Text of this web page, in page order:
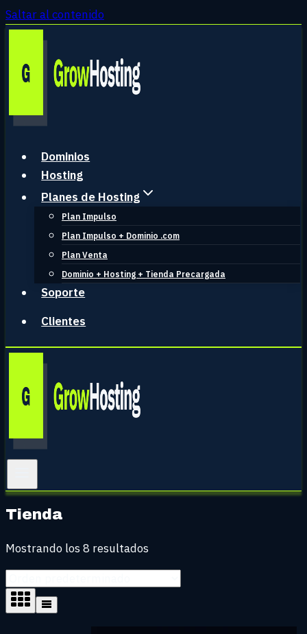
Saltar al contenido
Dominios
Hosting
Planes de Hosting
Plan Impulso
Plan Impulso + Dominio .com
Plan Venta
Dominio + Hosting + Tienda Precargada
Soporte
Clientes
Tienda
Mostrando los 8 resultados